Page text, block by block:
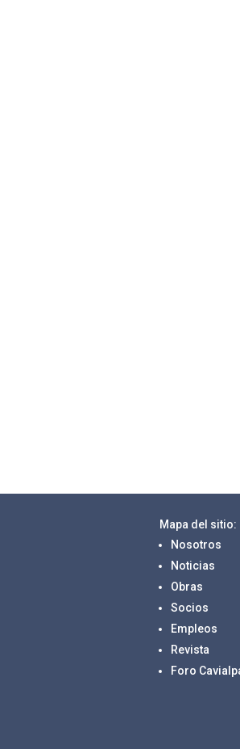
Mapa del sitio:
Nosotros
Noticias
Obras
Socios
Empleos
Revista
Foro